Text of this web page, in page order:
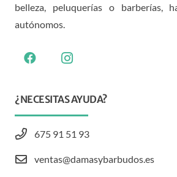
belleza, peluquerías o barberías,
autónomos.
¿NECESITAS AYUDA?
675 91 51 93
ventas@damasybarbudos.es